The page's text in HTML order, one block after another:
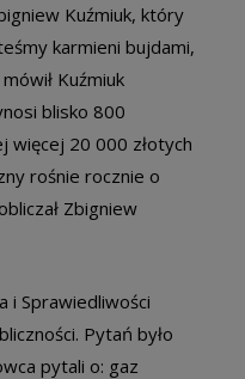
Kuźmiuk, który
karmieni bujdami,
Kuźmiuk
blisko 800
więcej 20 000 złotych
rośnie rocznie o
Zbigniew
i Sprawiedliwości
Pytań było
pytali o: gaz